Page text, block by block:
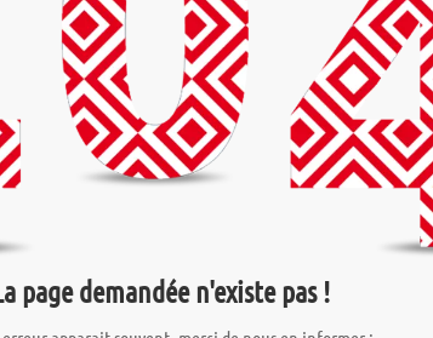
page demandée n'existe pas !